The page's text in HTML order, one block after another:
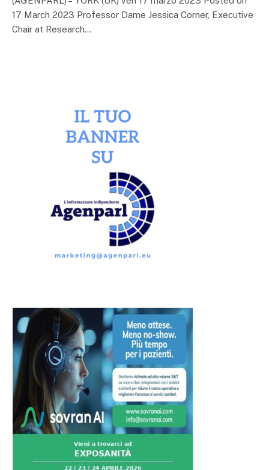
17 March 2023 Professor Dame Jessica Corner, Executive
Chair at Research…